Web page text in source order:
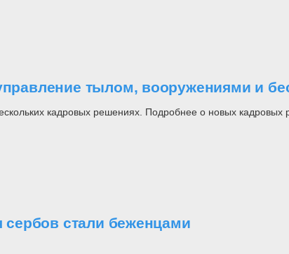
тылом, вооружениями и
кадровых решениях. Подробнее о новых кадровых
сербов стали беженцами